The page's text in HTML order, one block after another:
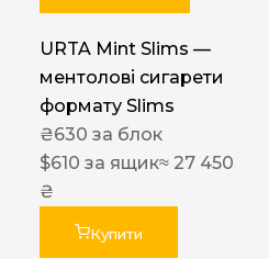
URTA Mint Slims —
ментолові сигарети
формату Slims
₴630 за блок
$610 за ящик≈ 27 450
₴
Купити